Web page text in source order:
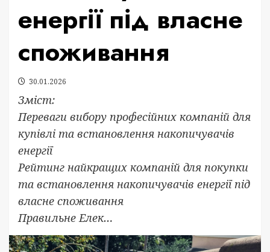
енергії під власне
споживання
30.01.2026
Зміст:
Переваги вибору професійних компаній для
купівлі та встановлення накопичувачів
енергії
Рейтинг найкращих компаній для покупки
та встановлення накопичувачів енергії під
власне споживання
Правильне Елек…